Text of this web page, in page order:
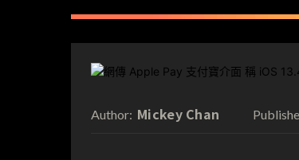
Author: Mickey Chan